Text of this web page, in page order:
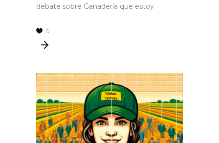
debate sobre Ganadería que estoy
0